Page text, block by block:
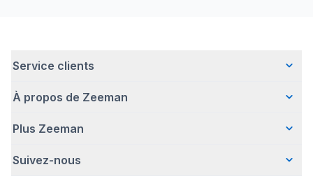
Service clients
Questions fréquentes
Livraison
Retour d'articles
À propos de Zeeman
Qui sommes-nous ?
Une entreprise responsable
Plus Zeeman
Communiqué de presse
Suivez-nous